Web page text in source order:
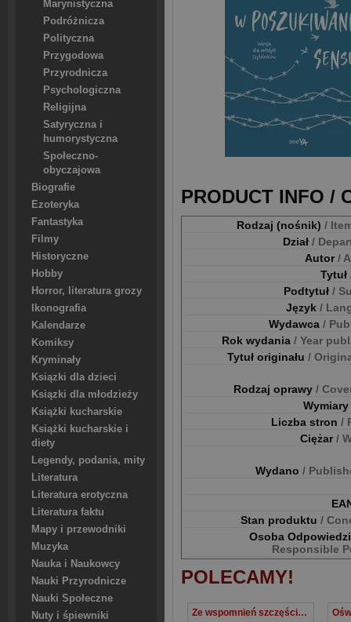
Marynistyczna
Podróżnicza
Polityczna
Przygodowa
Przyrodnicza
Psychologiczna
Religijna
Satyryczna i
humorystyczna
Społeczno-
obyczajowa
Biografie
Ezoteryka
Fantastyka
Filmy
Historyczne
Hobby
Horror, literatura grozy
Ikonografia
Kalendarze
Komiksy
Kryminały
Ksiązki dla dzieci
Ksiązki dla młodzieży
Książki kucharskie
Książki kucharskie i
diety
Legendy, podania, mity
Literatura
Literatura erotyczna
Literatura faktu
Mapy i przewodniki
Muzyka
Nauka i Naukowcy
Nauki Przyrodnicze
Nauki Społeczne
Nuty i śpiewniki
PRODUCT INFO /
Rodzaj (nośnik) /
Dział /
Autor/
Tytuł
Podtytuł /
Język /
Wydawca /
Rok wydania / Year
Tytuł originału /
Rodzaj oprawy /
Wymiary
Liczba stron /
Ciężar/
Wydano /
Stan produktu /
Osoba
Responsible
POLECAMY!
Ze wspomnień szczęściarza